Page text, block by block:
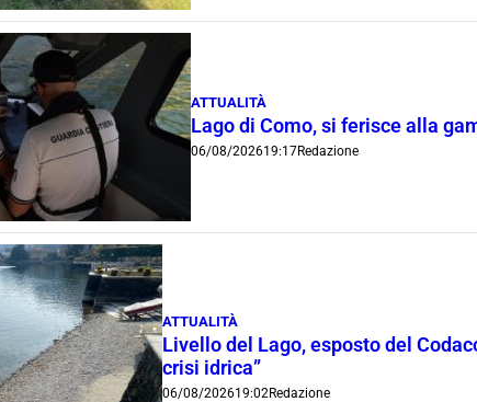
ATTUALITÀ
Lago di Como, si ferisce alla
06/08/202619:17Redazione
ATTUALITÀ
Livello del Lago, esposto del
crisi idrica”
06/08/202619:02Redazione